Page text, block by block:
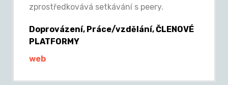
zprostředkovává setkávání s peery.
Doprovázení, Práce/vzdělání, ČLENOVÉ
PLATFORMY
web